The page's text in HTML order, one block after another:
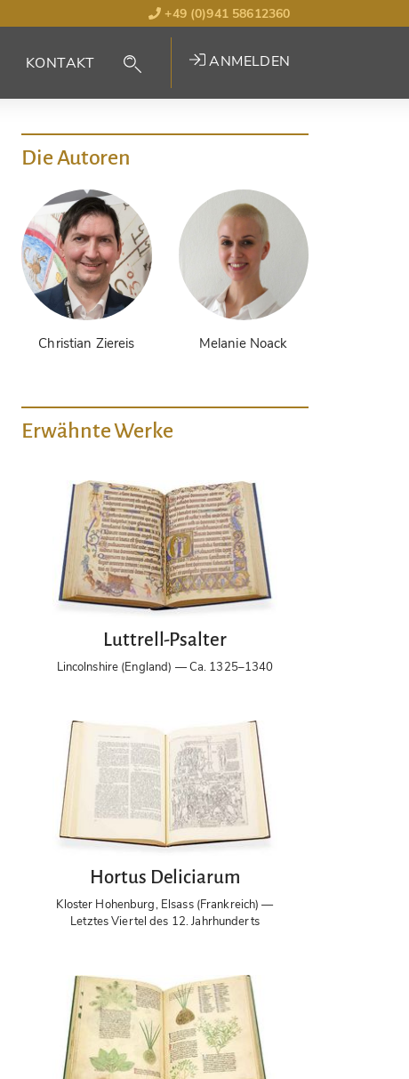
+49 (0)941 58612360
KONTAKT ANMELDEN
Die Autoren
Christian Ziereis Melanie Noack
Erwähnte Werke
Luttrell-Psalter
Lincolnshire (England) — Ca. 1325–1340
Hortus Deliciarum
Kloster Hohenburg, Elsass (Frankreich) —
Letztes Viertel des 12. Jahrhunderts